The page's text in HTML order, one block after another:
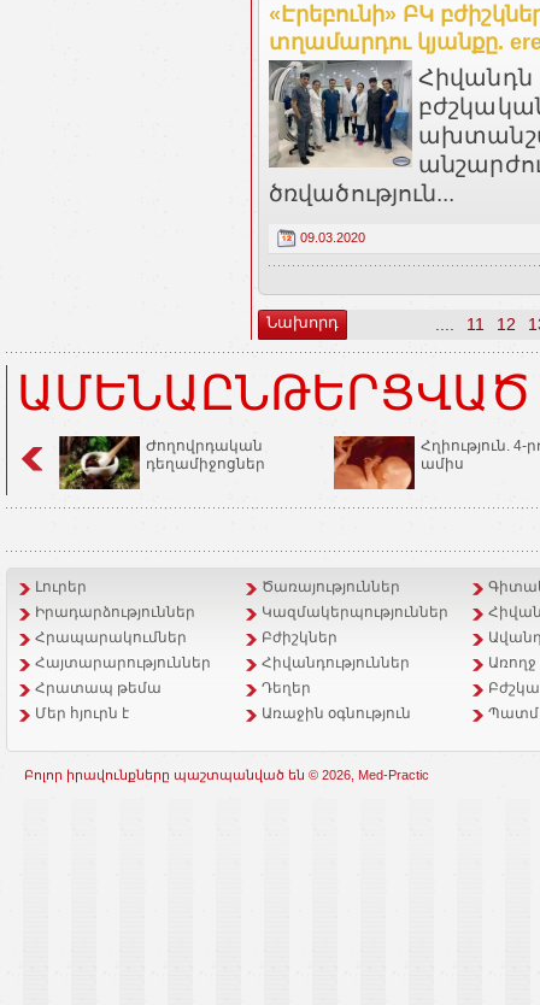
«Էրեբունի» ԲԿ
տղամարդու կյանքը.
ծռվածություն...
09.03.2020
Նախորդ 11 12
Ժողովրդական
դեղամիջոցներ
Հղիություն. 4-
ամիս
Լուրեր Ծառայություններ
Իրադարձություններ
Կազմակերպություններ
Հրապարակումներ
Բժիշկներ
Հայտարարություններ
Հիվանդություններ
Հրատապ թեմա
Դեղեր
Մեր հյուրն է
Առաջին օգնություն
Բոլոր իրավունքները պաշտպանված են © 2026, Med-Practic